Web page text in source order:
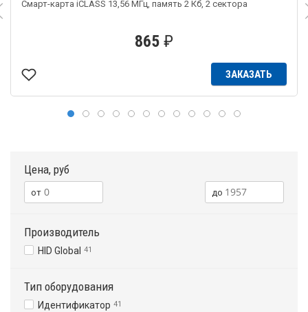
Смарт-карта iCLASS 13,56 МГц, память 2 Кб, 2 сектора
865 ₽
ЗАКАЗАТЬ
Цена, руб
Производитель
HID Global 41
Тип оборудования
Идентификатор 41